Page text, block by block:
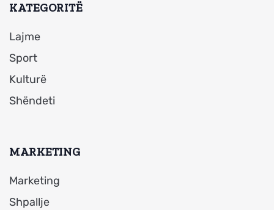
KATEGORITË
Lajme
Sport
Kulturë
Shëndeti
MARKETING
Marketing
Shpallje